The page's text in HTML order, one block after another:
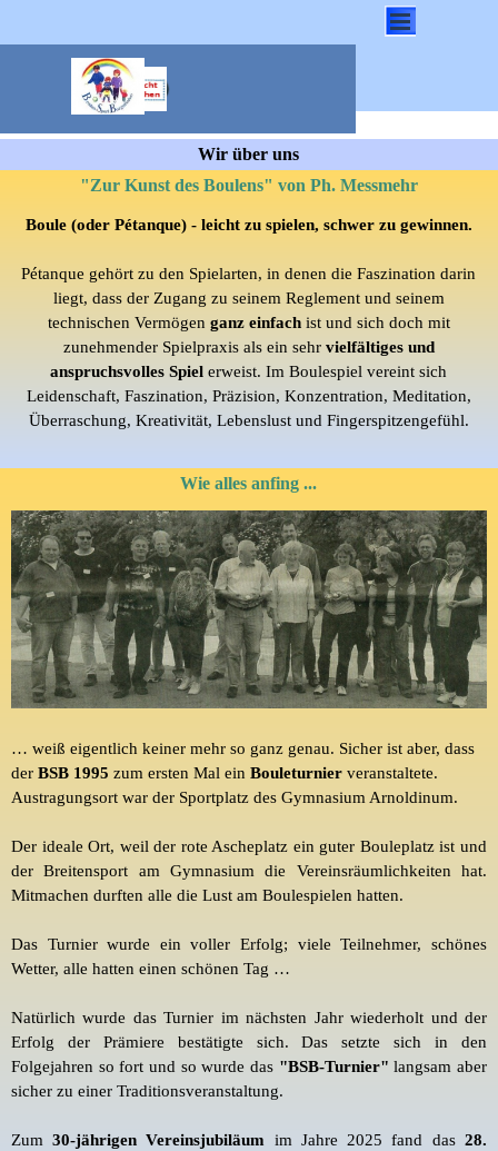
Wir über uns
"Zur Kunst des Boulens" von Ph. Messmehr
Boule (oder Pétanque) - leicht zu spielen, schwer zu gewinnen.
Pétanque gehört zu den Spielarten, in denen die Faszination darin
liegt, dass der Zugang zu seinem Reglement und seinem
technischen Vermögen ganz einfachist und sich doch mit
zunehmender Spielpraxis als ein sehr vielfältiges und
anspruchsvolles Spiel erweist. Im Boulespiel vereint sich
Leidenschaft, Faszination, Präzision, Konzentration, Meditation,
Überraschung, Kreativität, Lebenslust und Fingerspitzengefühl.
Wie alles anfing ...
… weiß eigentlich keiner mehr so ganz genau. Sicher ist aber, dass
der BSB 1995 zum ersten Mal ein Bouleturnier veranstaltete.
Austragungsort war der Sportplatz des Gymnasium Arnoldinum.
Der ideale Ort, weil der rote Ascheplatz ein guter Bouleplatzist und
der Breitensport am Gymnasium die Vereinsräumlichkeiten hat.
Mitmachen durften alle die Lust am Boulespielen hatten.
Das Turnier wurde ein voller Erfolg; viele Teilnehmer, schönes
Wetter, alle hatten einen schönen Tag …
Natürlich wurde das Turnier im nächsten Jahr wiederholt und der
Erfolg der Prämiere bestätigte sich. Das setzte sich in den
Folgejahren so fort und so wurde das "BSB-Turnier" langsam aber
sicher zu einer Traditionsveranstaltung.
Zum30-jährigen Vereinsjubiläum im Jahre 2025 fand das 28.